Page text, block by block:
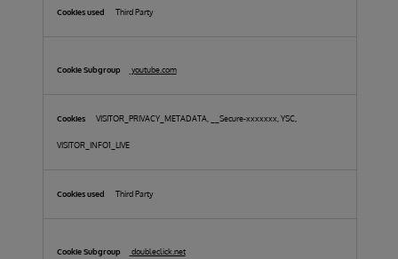
Third Party
youtube.com
VISITOR_PRIVACY_METADATA, __Secure-xxxxxxx, YSC,
VISITOR_INFO1_LIVE
Third Party
doubleclick.net